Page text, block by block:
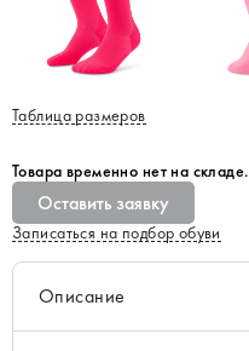
Таблица размеров
Товара временно нет на складе.
Оставить заявку
Записаться на подбор обуви
Описание